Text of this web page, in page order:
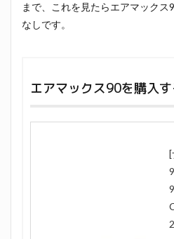
まで、これを見たらエアマック
なしです。
エアマックス90を購入
[